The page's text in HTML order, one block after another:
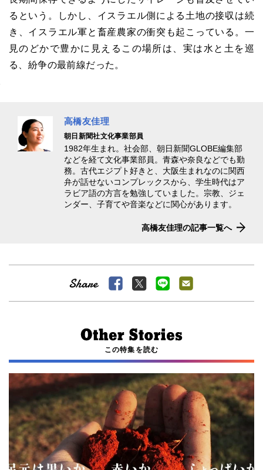
るという。しかし、イスラエル側による土地の接収は続
き、イスラエル軍と畜産農家の衝突も起こっている。一
見のどかで豊かに見えるこの場所は、実は水と土を巡
る、紛争の最前線だった。
高橋友佳理
朝日新聞社文化事業部員
1982年生まれ。社会部、朝日新聞GLOBE編集部
などを経て文化事業部員。青森や奈良などでも勤
務。古代エジプト好きと、大阪生まれなのに関西
弁が話せないコンプレックスから、学生時代はア
ラビア語の方言を勉強していました。宗教、ジェ
ンダー、子育てや音楽などに関心があります。
高橋友佳理の記事一覧へ
この特集を読む